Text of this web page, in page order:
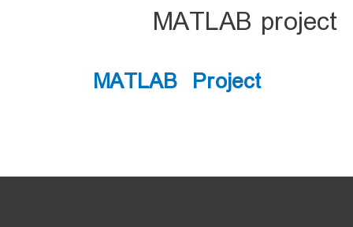
MATLAB project
MATLAB Project